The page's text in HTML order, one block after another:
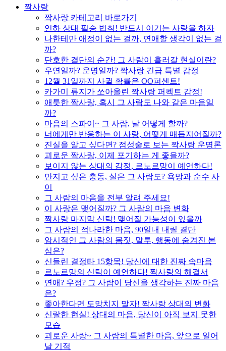
짝사랑
짝사랑 카테고리 바로가기
연하 상대 필승 법칙! 반드시 이기는 사랑을 하자
나한테만 애정이 없는 걸까, 연애할 생각이 없는 걸
까?
단호한 결단의 순간! 그 사람이 흘러갈 현실이란?
우연일까? 운명일까? 짝사랑 긴급 특별 감정
12월 31일까지 사귈 확률은 OO퍼센트!
카가미 류지가 쏘아올린 짝사랑 퍼펙트 감정!
애틋한 짝사랑, 혹시 그 사람도 나와 같은 마음일
까?
마음의 스파이~ 그 사람, 날 어떻게 할까?
너에게만 반응하는 이 사랑, 어떻게 매듭지어질까?
진실을 알고 싶다면? 점성술로 보는 짝사랑 운명론
괴로운 짝사랑, 이제 포기하는 게 좋을까?
보이지 않는 상대의 감정, 르노르망이 예언하다!
만지고 싶은 충동, 실은 그 사람도? 욕망과 순수 사
이
그 사람의 마음을 전부 알려 주세요!
이 사랑은 맺어질까? 그 사람의 마음 변화
짝사랑 마지막 신탁! 맺어질 가능성이 있을까
그 사람의 적나라한 마음, 90일내 내릴 결단
암시적인 그 사람의 몸짓, 말투, 행동에 숨겨진 본
심은?
신들린 결정타 15항목! 당신에 대한 진짜 속마음
르노르망의 신탁이 예언하다! 짝사랑의 해결서
연애? 우정? 그 사람이 당신을 생각하는 진짜 마음
은?
좋아한다면 도망치지 말자! 짝사랑 상대의 변화
신랄한 현실! 상대의 마음, 당신이 아직 보지 못한
모습
괴로운 사랑~ 그 사람의 특별한 마음, 앞으로 일어
날 기적